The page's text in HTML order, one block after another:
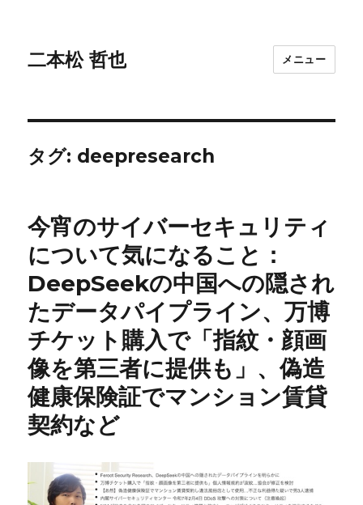
二本松 哲也 メニュー
タグ: deepresearch
今宵のサイバーセキュリティ
について気になること：
DeepSeekの中国への隠され
たデータパイプライン、万博
チケット購入で「指紋・顔画
像を第三者に提供も」、偽造
健康保険証でマンション賃貸
契約など